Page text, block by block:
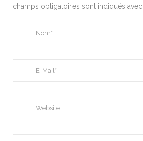
champs obligatoires sont indiqués avec